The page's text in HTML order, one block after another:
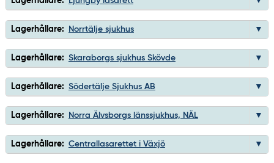
Lagerhållare: Norrtälje sjukhus
Lagerhållare: Skaraborgs sjukhus Skövde
Lagerhållare: Södertälje Sjukhus AB
Lagerhållare: Norra Älvsborgs länssjukhus, NÄL
Lagerhållare: Centrallasarettet i Växjö